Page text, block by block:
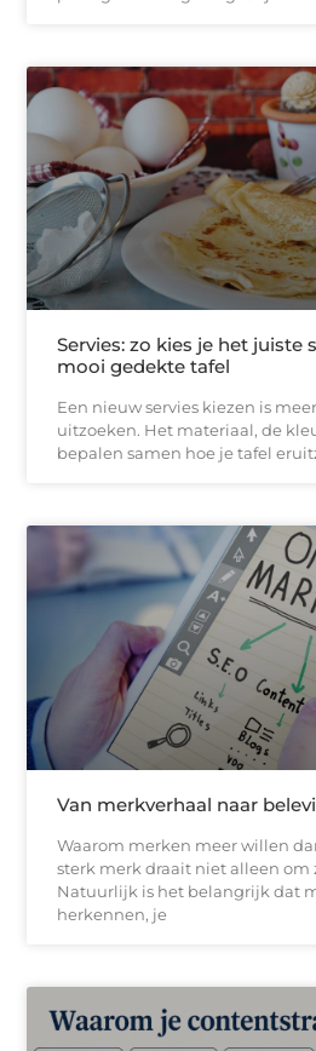
Servies: zo kies je het juiste
mooi gedekte tafel
Een nieuw servies kiezen is
uitzoeken. Het materiaal, de
bepalen samen hoe je tafel
Van merkverhaal naar
Waarom merken meer willen
sterk merk draait niet alleen om
Natuurlijk is het belangrijk dat
herkennen, je